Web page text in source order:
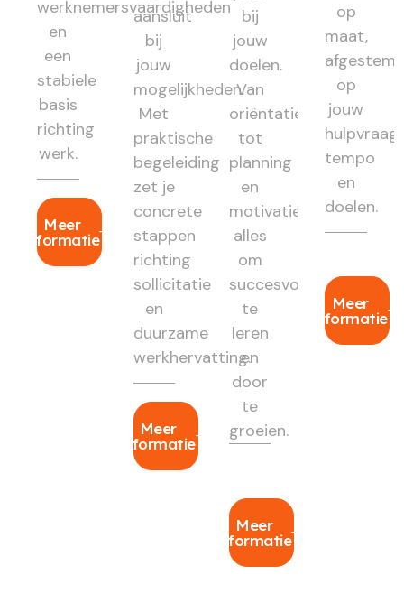
werknemersvaardigheden
en
een
stabiele
basis
richting
werk.
Meer
informatie
aansluit
bij
jouw
mogelijkheden.
Met
praktische
begeleiding
zet je
concrete
stappen
richting
sollicitatie
en
duurzame
werkhervatting.
Meer
informatie
bij
jouw
doelen.
Van
oriëntatie
tot
planning
en
motivatie:
alles
om
succesvol
te
leren
en
door
te
groeien.
Meer
informatie
op
maat,
op
jouw
hulpvraag,
tempo
en
doelen.
Meer
informatie